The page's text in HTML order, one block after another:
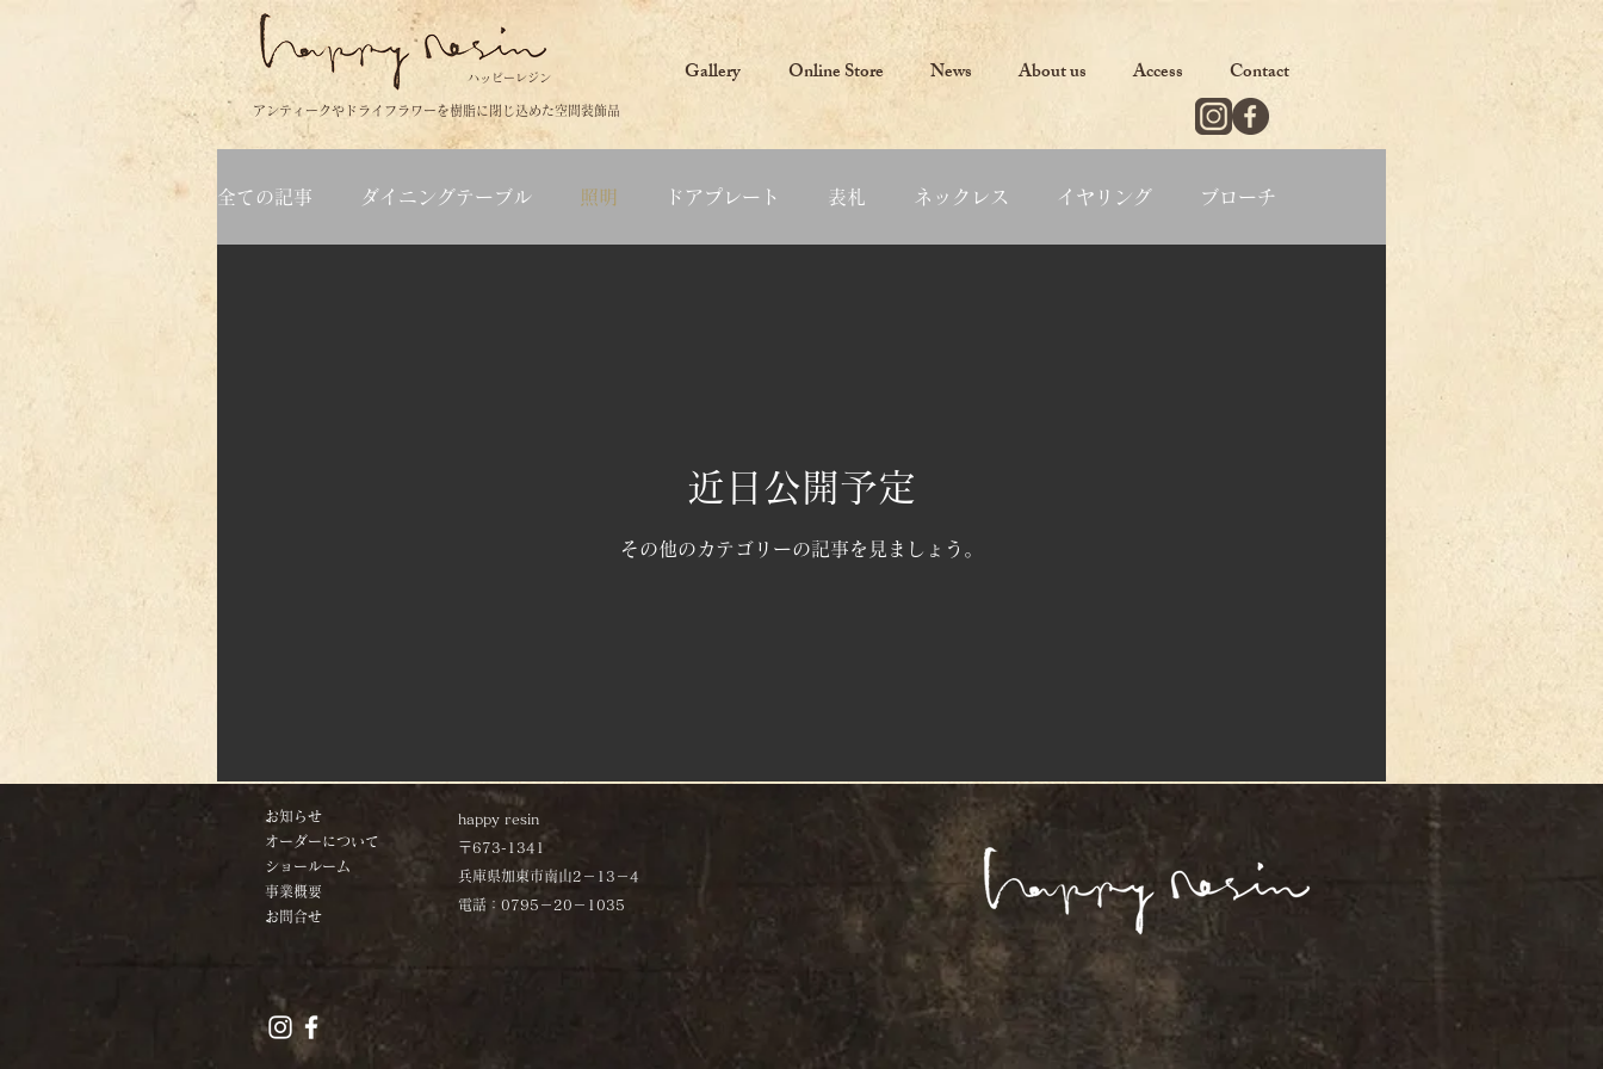
ハッピーレジン
アンティークやドライフラワーを樹脂に閉じ込めた空間装飾品
Gallery Online Store News About us Access Contact
全ての記事 ダイニングテーブル 照明 ドアプレート 表札 ネックレス イヤリング ブローチ
近日公開予定
その他のカテゴリーの記事を見ましょう。
お知らせ
オーダーについて
ショールーム
​事業概要
お問合せ
happy resin
〒673-1341
兵庫県加東市南山2－13－4
電話：0795－20－1035